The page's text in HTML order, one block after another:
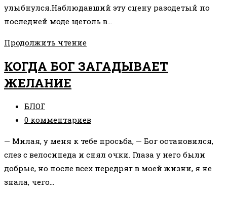
улыбнулся.Наблюдавший эту сцену разодетый по
последней моде щеголь в…
Продолжить чтениеОШИБКА,
СТОИТ
КОГДА БОГ ЗАГАДЫВАЕТ
ЖЕЛАНИЕ
Рубрика
записи:
БЛОГ
Комментарии
записи:
0 комментариев
— Милая, у меня к тебе просьба, — Бог остановился,
слез с велосипеда и снял очки. Глаза у него были
добрые, но после всех передряг в моей жизни, я не
знала, чего…